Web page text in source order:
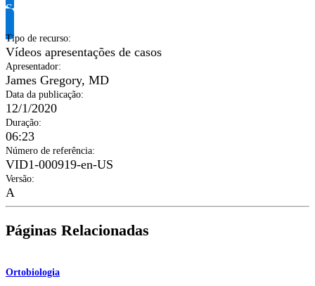
Solicite informação do produto
Tipo de recurso:
Vídeos apresentações de casos
Apresentador:
James Gregory, MD
Data da publicação:
12/1/2020
Duração:
06:23
Número de referência:
VID1-000919-en-US
Versão:
A
Páginas Relacionadas
Ortobiologia